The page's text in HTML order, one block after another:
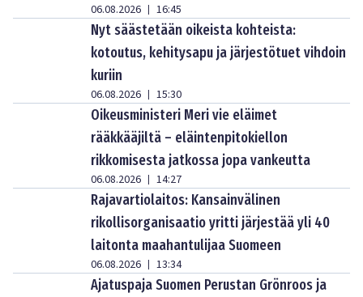
06.08.2026 | 16:45
Nyt säästetään oikeista kohteista:
kotoutus, kehitysapu ja järjestötuet vihdoin
kuriin
06.08.2026 | 15:30
Oikeusministeri Meri vie eläimet
rääkkääjiltä – eläintenpitokiellon
rikkomisesta jatkossa jopa vankeutta
06.08.2026 | 14:27
Rajavartiolaitos: Kansainvälinen
rikollisorganisaatio yritti järjestää yli 40
laitonta maahantulijaa Suomeen
06.08.2026 | 13:34
Ajatuspaja Suomen Perustan Grönroos ja